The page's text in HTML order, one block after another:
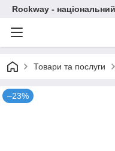
Rockway -
Товари та послуги
–23%